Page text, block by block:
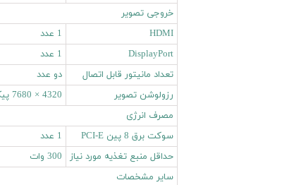
خروجی تصویر
HDMI
1 عدد
DisplayPort
1 عدد
تعداد مانیتور قابل اتصال
دو عدد
رزولوشن تصویر
4320 × 7680 پیکسل
مصرف انرژی
سوکت برق 8 پین PCI-E
1 عدد
حداقل منبع تغذیه مورد نیاز
300 وات
سایر مشخصات